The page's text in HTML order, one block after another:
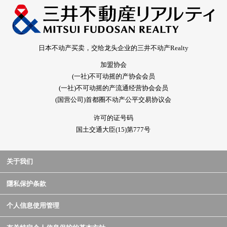
日本不动产买卖，交给龙头企业的三井不动产Realty
加盟协会
(一社)不可动摇的产协会会员
(一社)不可动摇的产流通经营协会会员
(国营公司)首都圈不动产公平交易协议会
许可的证号码
国土交通大臣(15)第777号
关于我们
隱私保护条款
个人信息使用管理